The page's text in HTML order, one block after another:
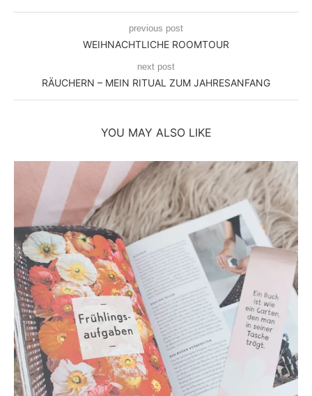
previous post
WEIHNACHTLICHE ROOMTOUR
next post
RÄUCHERN – MEIN RITUAL ZUM JAHRESANFANG
YOU MAY ALSO LIKE